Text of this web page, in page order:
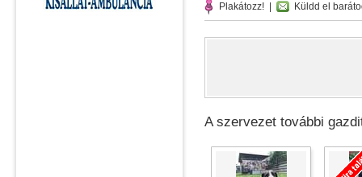
Plakátozz! Küldd el
A szervezet további